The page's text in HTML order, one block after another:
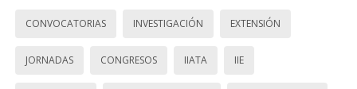
CONVOCATORIAS INVESTIGACIÓN EXTENSIÓN
JORNADAS CONGRESOS IIATA IIE